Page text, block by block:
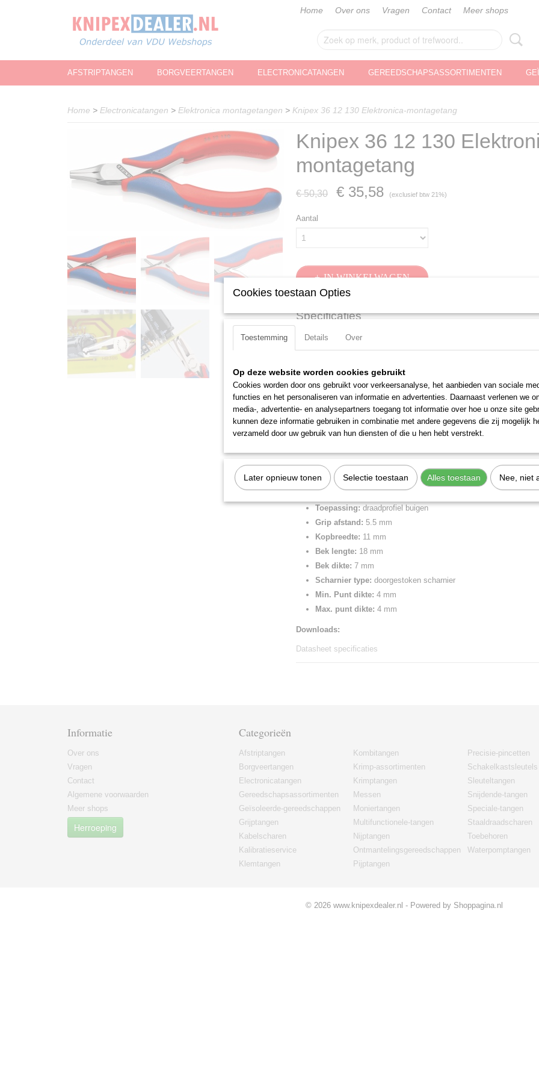
Home Over ons Vragen Contact Meer shops
AFSTRIPTANGEN BORGVEERTANGEN ELECTRONICATANGEN GEREEDSCHAPSASSORTIMENTEN
Home > Electronicatangen > Elektronica montagetangen > Knipex 36 12 130 Elektronica-montagetang
Knipex 36 12 130
montagetang
€ 50,30 € 35,58 (exclusief btw 21%)
Aantal
IN WINKELWAGEN
Specificaties
Productcode
EAN code
4003773016861
Netto gewicht
Bruto gewicht
0,07 Kg
Afmetingen (l,b,h)
11,90 x 6,80 x 1,70
Omschrijving
Precisietangen voor zeer fijne montage- en reparatie-
het buigen en afsnijden van draadeinden aan componenten.
Glad geslepen grijpvlakken. Kanten zorgvuldig ontbraamd. Soepele,
tang gemakkelijk en gelijkmatig opent. De spiegelpolijsting biedt
een optimale bescherming tegen roest - geen storingen in het
Lengte:130 mm
Benen/handgrepen:met meer-componentengrepen
Toepassing: draadprofiel buigen
Grip afstand: 5.5 mm
Kopbreedte: 11 mm
Bek lengte: 18 mm
Bek dikte: 7 mm
Scharnier type: doorgestoken scharnier
Min. Punt dikte: 4 mm
Max. punt dikte: 4 mm
Downloads:
Datasheet specificaties
Informatie
Over ons
Vragen
Contact
Algemene voorwaarden
Meer shops
Herroeping
Categorieën
Afstriptangen
Borgveertangen
Electronicatangen
Gereedschapsassortimenten
Geïsoleerde-gereedschappen
Grijptangen
Kabelscharen
Kalibratieservice
Klemtangen
Kombitangen
Krimp-assortimenten
Krimptangen
Messen
Moniertangen
Multifunctionele-tangen
Nijptangen
Ontmantelingsgereedschappen
Pijptangen
Precisie-pincetten
Schakelkastsleutels
Sleuteltangen
Snijdende-tangen
Speciale-tangen
Staaldraadscharen
Toebehoren
Waterpomptangen
© 2026 www.knipexdealer.nl - Powered by Shoppagina.nl
Cookies toestaan Opties
Toestemming Details Over
Op deze website worden cookies gebruikt
Cookies worden door ons gebruikt voor verkeersanalyse, het aanbieden van sociale
functies en het personaliseren van informatie en advertenties. Daarnaast verlenen we
media-, advertentie- en analysepartners toegang tot informatie over hoe u onze site
kunnen deze informatie gebruiken in combinatie met andere gegevens die zij mogelijk
verzameld door uw gebruik van hun diensten of die u hen hebt verstrekt.
Later opnieuw tonen Selectie toestaan Alles toestaan Nee, niet